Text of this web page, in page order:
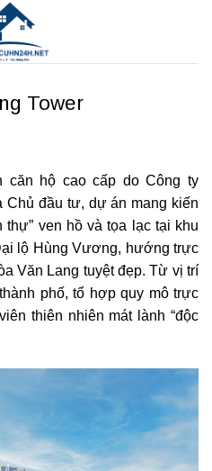
Tower
căn hộ cao cấp do Công ty
đầu tư, dự án mang kiến
thự” ven hồ và tọa lạc tại khu
lộ Hùng Vương, hướng trực
Văn Lang tuyệt đẹp. Từ vị trí
phố, tổ hợp quy mô trực
thiên nhiên mát lành “độc